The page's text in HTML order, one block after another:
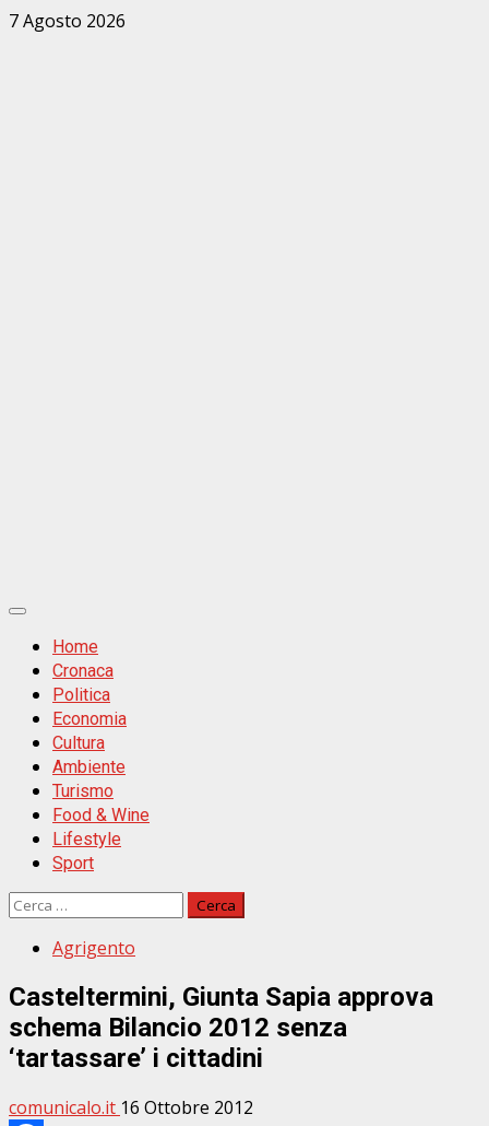
Zum
7 Agosto 2026
Primäres
MenüHome
Cronaca
Politica
Economia
Cultura
Ambiente
Turismo
Food & Wine
Lifestyle
Sport
Ricerca
Agrigento
Casteltermini, Giunta Sapia approva
schema Bilancio 2012 senza
‘tartassare’ i cittadini
comunicalo.it 16 Ottobre 2012